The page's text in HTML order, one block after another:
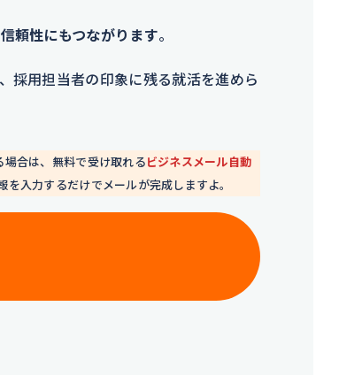
頼性にもつながります。
採用担当者の印象に残る就活を進めら
場合は、無料で受け取れるビジネスメール自動
入力するだけでメールが完成しますよ。